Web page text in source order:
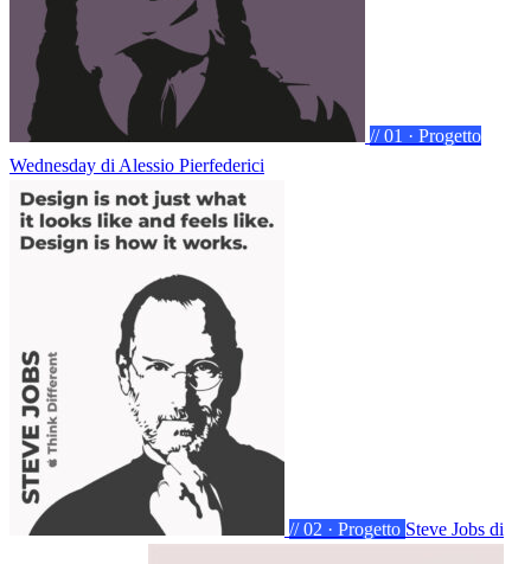
// 01 · Progetto
Wednesday di Alessio Pierfederici
// 02 · Progetto Steve Jobs di